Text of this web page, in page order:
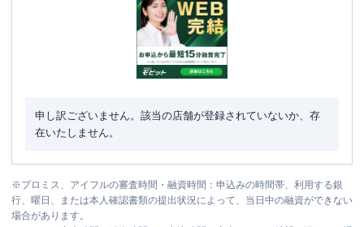
申し訳ございません。該当の店舗が登録されていないか、存
在いたしません。
※プロミス、アイフルの審査時間・融資時間：申込みの時間帯、利用する銀
行、曜日、または本人確認書類の提出状況によって、当日中の融資ができない
場合があります。